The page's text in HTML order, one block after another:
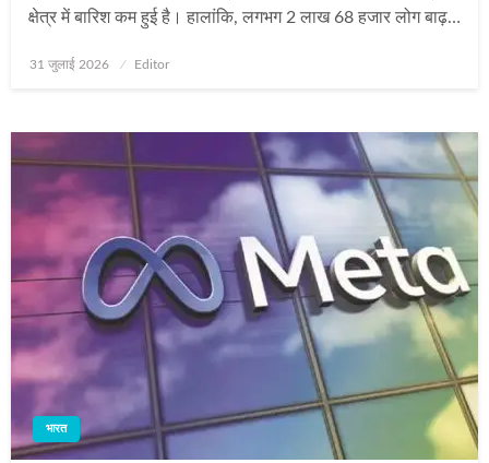
क्षेत्र में बारिश कम हुई है। हालांकि, लगभग 2 लाख 68 हजार लोग बाढ़…
Posted
31 जुलाई 2026 Editor
भारत